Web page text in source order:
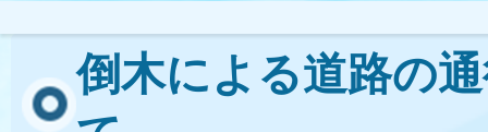
倒木による道路の